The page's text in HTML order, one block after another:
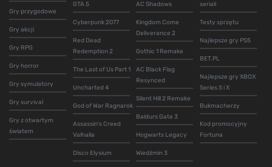
Gry przygodowe
Gry akcji
Gry RPG
Gry horror
Gry symulatory
Gry survival
Gry z otwartym
światem
GTA 5
Cyberpunk 2077
Red Dead
Redemption 2
The Last of Us Part 1
Uncharted 4
God of War Ragnarok
Assassin's Creed
Valhalla
Disco Elysium
AC Shadows
Kingdom Come
Deliverance 2
Gothic 1 Remake
AC Black Flag
Resynced
Silent Hill 2 Remake
Baldurs Gate 3
Hogwarts Legacy
Wiedźmin 3
seriali
Testy sprzętu
Najlepsze gry PS5
BET.PL
Najlepsze gry XBOX
Series S i X
Bukmacherzy
Kod promocyjny
Fortuna